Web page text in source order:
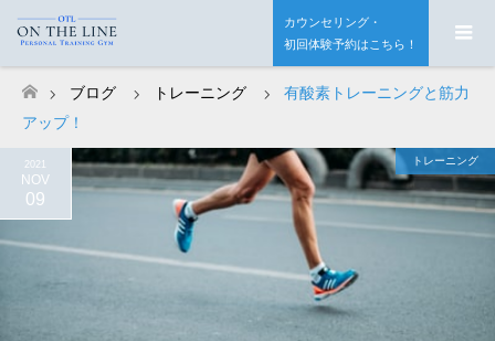
カウンセリング・
初回体験予約はこちら！
ホーム
ブログ トレーニング
有酸素トレーニングと筋力
アップ！
2021
NOV
09
トレーニング